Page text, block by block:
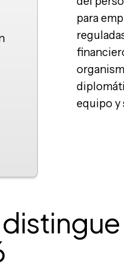
para
equipo y